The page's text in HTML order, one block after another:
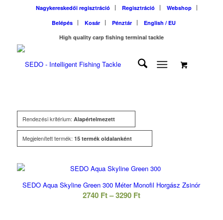
Nagykereskedői regisztráció Regisztráció
Webshop
Belépés
Kosár Pénztár
English / EU
High quality carp fishing terminal tackle
Rendezési kritérium: Alapértelmezett
Megjelenített termék: 15 termék oldalanként
SEDO Aqua Skyline Green 300 Méter Monofil Horgász Zsinór
2740 Ft–3290 FtÁrtartomány: